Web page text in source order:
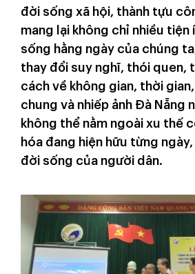
đời sống xã hội, thành tựu
mang lại không chỉ nhiều
sống hằng ngày của chúng
thay đổi suy nghĩ, thói quen,
cách về không gian, thời
chung và nhiếp ảnh Đà Nẵng
không thể nằm ngoài xu thế
hóa đang hiện hữu từng
đời sống của người dân.